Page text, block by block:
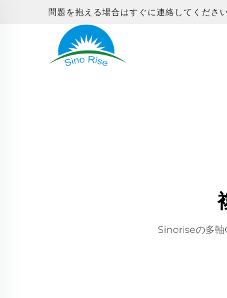
問題を抱える場合はすぐに連絡してくださ
Sinoriseの多軸